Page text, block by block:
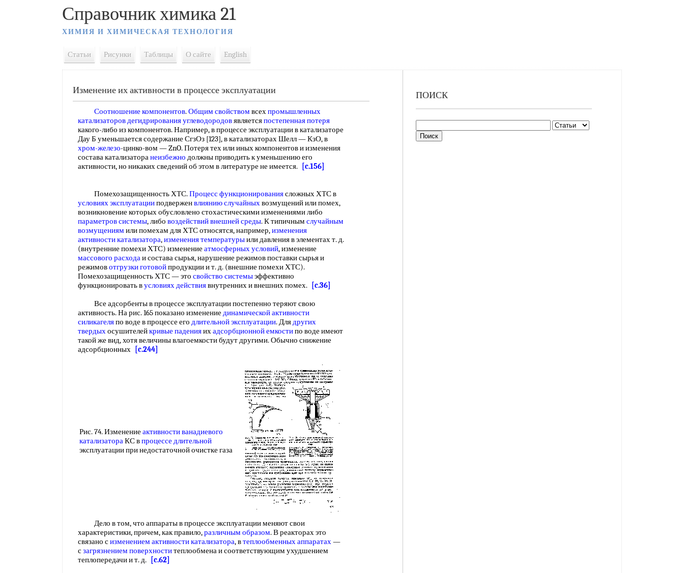
Справочник химика 21
ХИМИЯ И ХИМИЧЕСКАЯ ТЕХНОЛОГИЯ
Статьи Рисунки Таблицы О сайте English
Изменение их активности в процессе эксплуатации
Соотношение компонентов.Общим свойством всехпромышленных
катализаторов дегидрирования углеводородовявляетсяпостепенная потеря
какого-либо из компонентов. Например, в процессе эксплуатации в катализаторе
Дау Б уменьшается содержание СгзОз [123], в катализаторах Шелл — КзО, в
хром-железо-цинко-вом — ZnO. Потеря тех или иных компонентов и изменения
состава катализаторанеизбежно должны приводить к уменьшению его
активности, но никаких сведений об этом в литературе не имеется.
[c.156]
Помехозащищенность ХТС.Процесс функционированиясложных ХТС в
условиях эксплуатацииподверженвлиянию случайныхвозмущений или помех,
возникновение которых обусловлено стохастическими изменениями либо
параметров системы, либо воздействий внешней среды. К типичным случайным
возмущениям или помехам для ХТС относятся, например,изменения
активности катализатора,изменения температурыили давления в элементах т. д.
(внутренние помехи ХТС) изменение атмосферных условий, изменение
массового расходаи состава сырья, нарушение режимов поставки сырья и
режимовотгрузки готовойпродукции и т. д. (внешние помехи ХТС).
Помехозащищенность ХТС — это свойство системыэффективно
функционировать вусловиях действиявнутренних и внешних помех.
[c.36]
Все адсорбенты в процессе эксплуатации постепенно теряют свою
активность. На рис. 165 показано изменение динамической активности
силикагеляпо воде в процессе его длительной эксплуатации. Длядругих
твердыхосушителейкривые паденияихадсорбционной емкостипо воде имеют
такой же вид, хотя величины влагоемкости будут другими. Обычно снижение
адсорбционных
[c.244]
Рис. 74. Изменение активности ванадиевого
катализатораКС впроцессе длительной
эксплуатации при недостаточной очистке газа
Дело в том, что аппараты в процессе эксплуатации меняют свои
характеристики, причем, как правило,различным образом. В реакторах это
связано сизменением активности катализатора, втеплообменных аппаратах—
сзагрязнением поверхноститеплообмена и соответствующим ухудшением
теплопередачи и т. д.
[c.62]
ПОИСК